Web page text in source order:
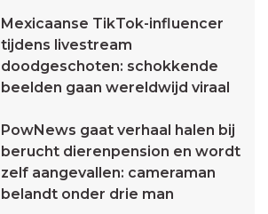
Mexicaanse TikTok-influencer
tijdens livestream
doodgeschoten: schokkende
beelden gaan wereldwijd viraal
PowNews gaat verhaal halen bij
berucht dierenpension en wordt
zelf aangevallen: cameraman
belandt onder drie man